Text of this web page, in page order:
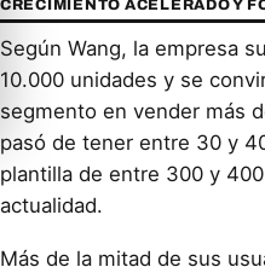
CRECIMIENTO ACELERADO Y
Según Wang, la empresa
10.000 unidades y se
segmento en vender más
pasó de tener entre 30 y
plantilla de entre 300 y
actualidad.
Más de la mitad de sus